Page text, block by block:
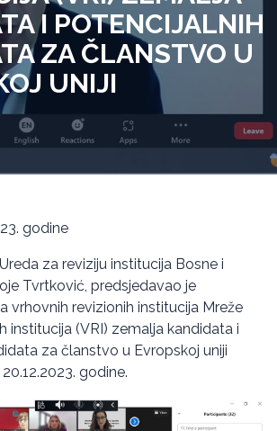
I POTENCIJALNIH
ZA ČLANSTVO U
UNIJI
godine
za reviziju institucija Bosne i
Tvrtković, predsjedavao je
vrhovnih revizionih institucija Mreže
institucija (VRI) zemalja kandidata i
za članstvo u Evropskoj uniji
godine.